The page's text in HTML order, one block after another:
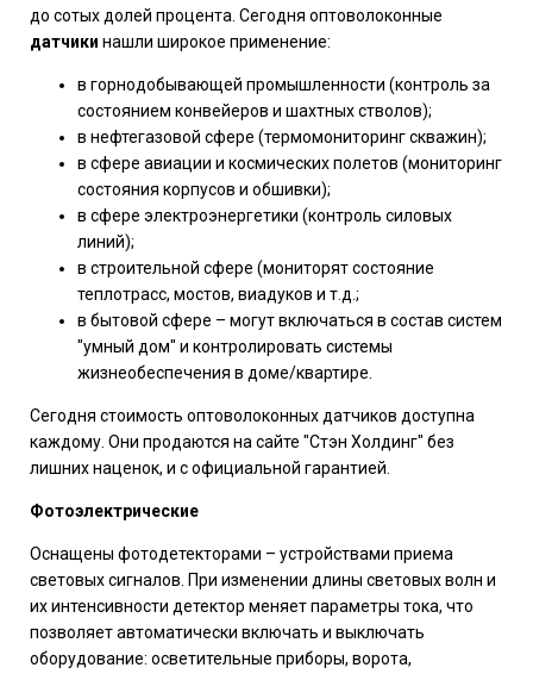
до сотых долей процента. Сегодня оптоволоконные
датчики нашли широкое применение:
в горнодобывающей промышленности (контроль за
состоянием конвейеров и шахтных стволов);
в нефтегазовой сфере (термомониторинг скважин);
в сфере авиации и космических полетов (мониторинг
состояния корпусов и обшивки);
в сфере электроэнергетики (контроль силовых
линий);
в строительной сфере (мониторят состояние
теплотрасс, мостов, виадуков и т.д.;
в бытовой сфере – могут включаться в состав систем
"умный дом" и контролировать системы
жизнеобеспечения в доме/квартире.
Сегодня стоимость оптоволоконных датчиков доступна
каждому. Они продаются на сайте "Стэн Холдинг" без
лишних наценок, и с официальной гарантией.
Фотоэлектрические
Оснащены фотодетекторами – устройствами приема
световых сигналов. При изменении длины световых волн и
их интенсивности детектор меняет параметры тока, что
позволяет автоматически включать и выключать
оборудование: осветительные приборы, ворота,